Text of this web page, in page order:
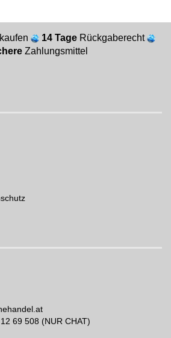
14 Tage Rückgaberecht
Zahlungsmittel
69 508 (NUR CHAT)